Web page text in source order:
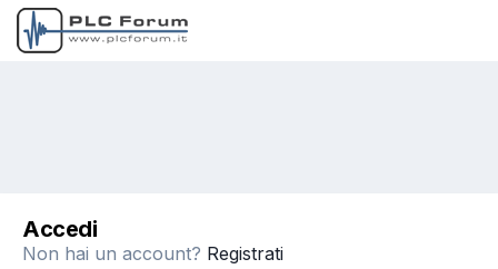
Accedi
Non hai un account? Registrati